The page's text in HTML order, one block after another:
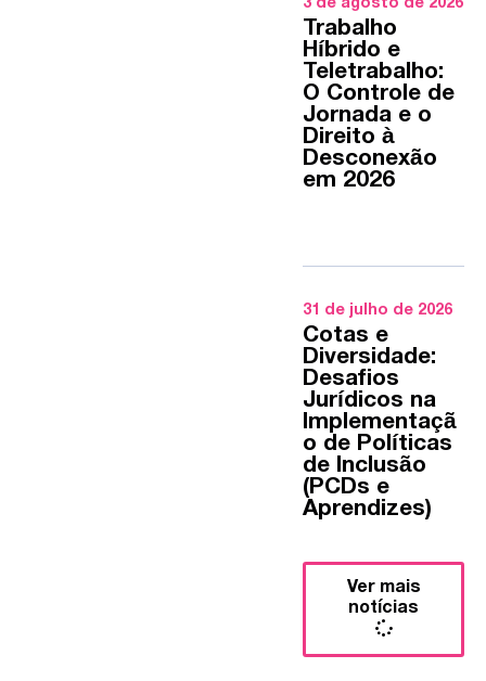
3 de agosto de 2026
Trabalho
Híbrido e
Teletrabalho:
O Controle de
Jornada e o
Direito à
Desconexão
em 2026
31 de julho de 2026
Cotas e
Diversidade:
Desafios
Jurídicos na
Implementaçã
o de Políticas
de Inclusão
(PCDs e
Aprendizes)
Ver mais
notícias